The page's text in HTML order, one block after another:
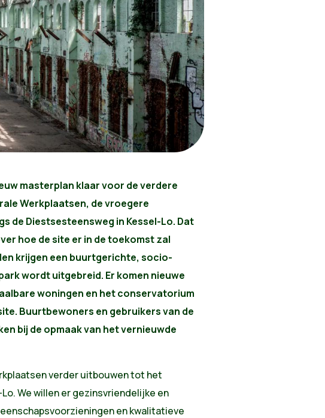
masterplan klaar voor de verdere
Werkplaatsen, de vroegere
de Diestsesteensweg in Kessel-Lo. Dat
hoe de site er in de toekomst zal
krijgen een buurtgerichte, socio-
wordt uitgebreid. Er komen nieuwe
woningen en het conservatorium
Buurtbewoners en gebruikers van de
bij de opmaak van het vernieuwde
verder uitbouwen tot het
We willen er gezinsvriendelijke en
en kwalitatieve